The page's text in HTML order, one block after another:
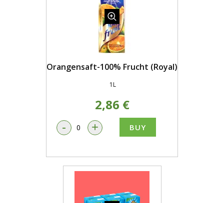
Orangensaft-100% Frucht (Royal)
1L
2,86 €
- + BUY